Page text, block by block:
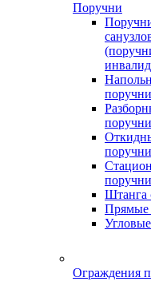
Поручни
поручни
поручни
поручни
поручни
Штанга
Прямые
Ограждения